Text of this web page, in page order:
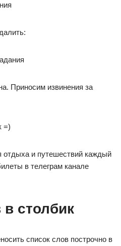
Приносим извинения за
=)
и путешествий каждый
в телеграм канале
столбик
список слов построчно в